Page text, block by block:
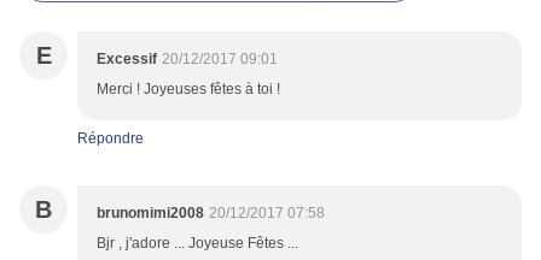
E Excessif 20/12/2017 09:01
Merci ! Joyeuses fêtes à toi !
Répondre
B brunomimi2008 20/12/2017 07:58
Bjr , j'adore ... Joyeuse Fêtes ...